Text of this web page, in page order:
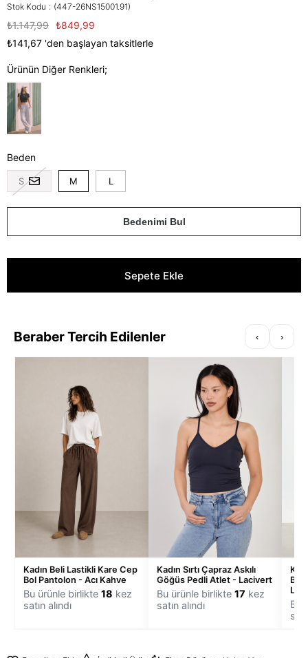
Stok Kodu (447-26NS15001.91)
₺1.147,99 ₺849,99
₺141,67 'den başlayan taksitlerle
Ürünün Diğer Renkleri;
Beden
S M L
Bedenimi Bul
Beraber Tercih Edilenler ‹ ›
Kadın Beli Lastikli Kare Cep
Bol Pantolon - Acı Kahve
Bu ürünle birlikte 18 kez
satın alındı
Kadın Sırtı Çapraz Askılı
Göğüs Pedli Atlet - Lacivert
Bu ürünle birlikte 17 kez
satın alındı
Bu